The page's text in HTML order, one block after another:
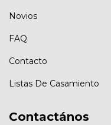
Novios
FAQ
Contacto
Listas De Casamiento
Contactános